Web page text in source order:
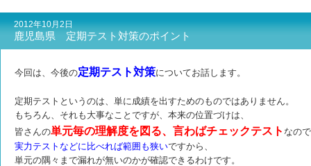
2012年10月2日
鹿児島県 定期テスト対策のポイント
今回は、今後の定期テスト対策についてお話します。
定期テストというのは、単に成績を出すためのものではありません。
もちろん、それも大事なことですが、本来の位置づけは、
皆さんの単元毎の理解度を図る、言わばチェックテスト なの
実力テストなどに比べれば範囲も狭いですから、
単元の隅々まで漏れが無いのかが確認できるわけです。